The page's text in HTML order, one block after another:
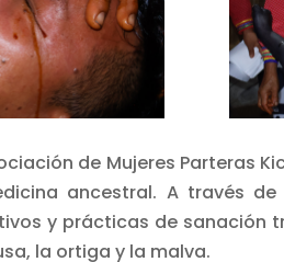
de Mujeres Parteras
ancestral. A través
y prácticas de sanación
la ortiga y la malva.